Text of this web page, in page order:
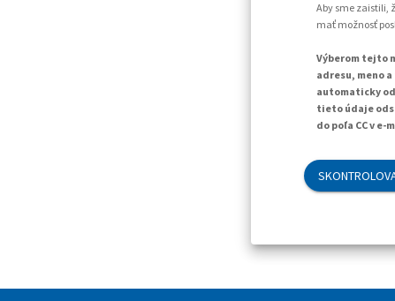
Aby sme zaistili,
mať možnosť
Výberom tejto
adresu, meno
automaticky
tieto údaje
do poľa CC v